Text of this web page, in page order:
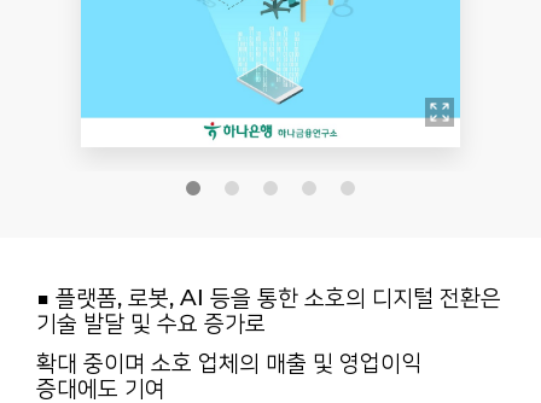
■ 플랫폼, 로봇, AI 등을 통한 소호의 디지털 전환은
기술 발달 및 수요 증가로
확대 중이며 소호 업체의 매출 및 영업이익
증대에도 기여